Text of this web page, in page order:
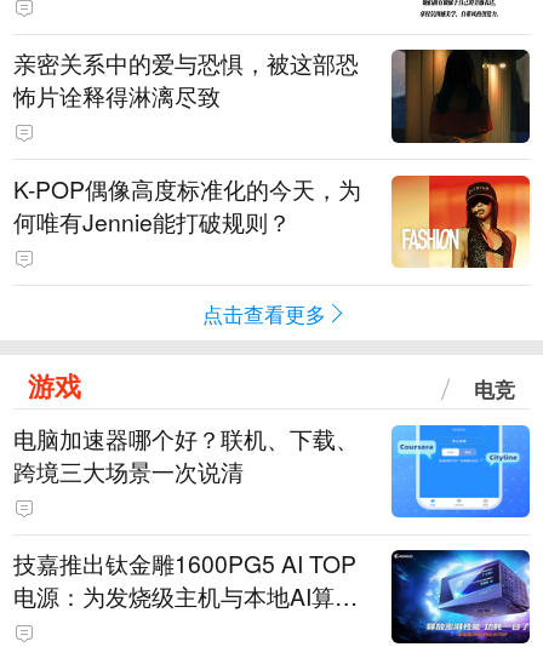
亲密关系中的爱与恐惧，被这部恐
怖片诠释得淋漓尽致
K-POP偶像高度标准化的今天，为
何唯有Jennie能打破规则？
点击查看更多
游戏 电竞
电脑加速器哪个好？联机、下载、
跨境三大场景一次说清
技嘉推出钛金雕1600PG5 AI TOP
电源：为发烧级主机与本地AI算力
打造旗舰供电方案